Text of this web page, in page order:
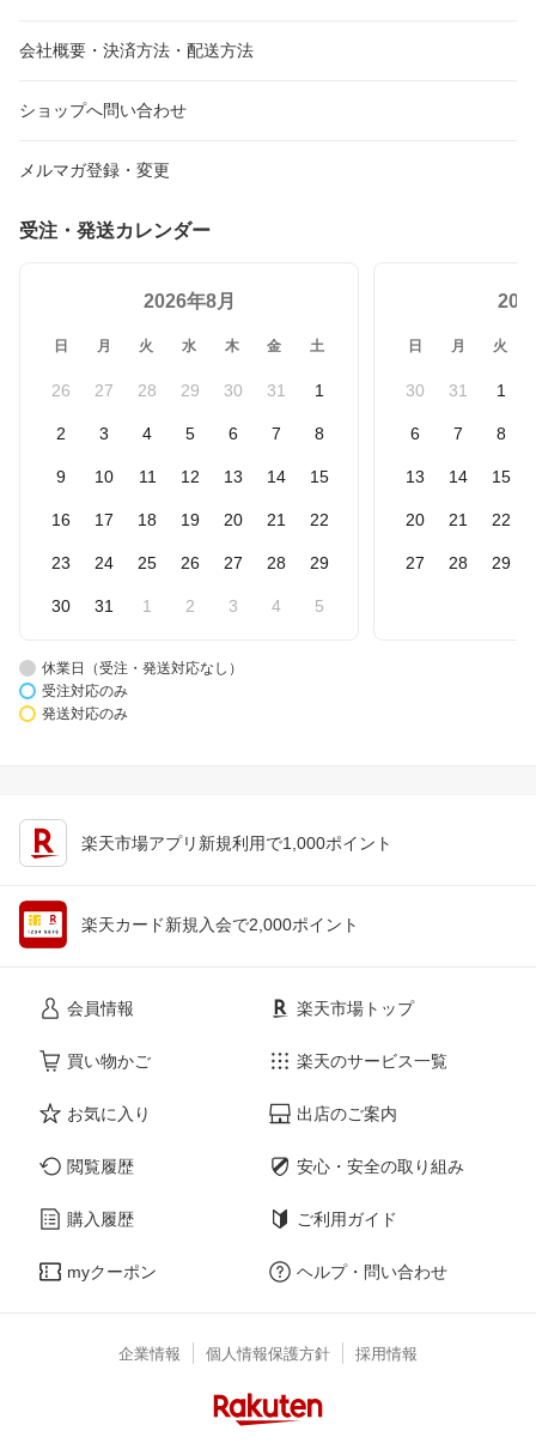
会社概要・決済方法・配送方法
ショップへ問い合わせ
メルマガ登録・変更
受注・発送カレンダー
2026年8月
日 月 火 水 木 金 土
26 27 28 29 30 31 1
2 3 4 5 6 7 8
9 10 11 12 13 14 15
16 17 18 19 20 21 22
23 24 25 26 27 28 29
30 31 1 2 3 4 5
日 月 火
30 31 1
6 7 8
13 14 15
20 21 22
27 28 29
休業日（受注・発送対応なし）
受注対応のみ
発送対応のみ
楽天市場アプリ新規利用で1,000ポイント
楽天カード新規入会で2,000ポイント
会員情報
買い物かご
お気に入り
閲覧履歴
購入履歴
myクーポン
楽天市場トップ
楽天のサービス一覧
出店のご案内
安心・安全の取り組み
ご利用ガイド
ヘルプ・問い合わせ
企業情報 個人情報保護方針 採用情報